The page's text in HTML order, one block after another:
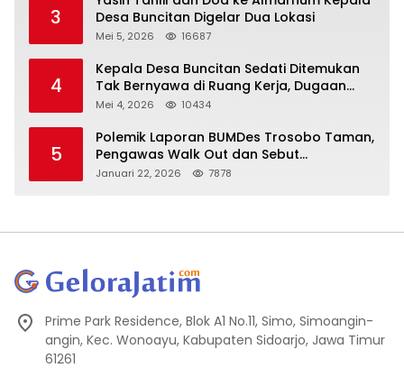
3
Desa Buncitan Digelar Dua Lokasi
Mei 5, 2026 16687
4
Kepala Desa Buncitan Sedati Ditemukan
Tak Bernyawa di Ruang Kerja, Dugaan
Bunuh Diri Menguat
Mei 4, 2026 10434
5
Polemik Laporan BUMDes Trosobo Taman,
Pengawas Walk Out dan Sebut
Kejanggalan
Januari 22, 2026 7878
Prime Park Residence, Blok A1 No.11, Simo, Simoangin-
angin, Kec. Wonoayu, Kabupaten Sidoarjo, Jawa Timur
61261